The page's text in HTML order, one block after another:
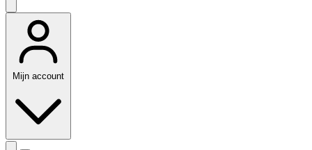
Mijn account